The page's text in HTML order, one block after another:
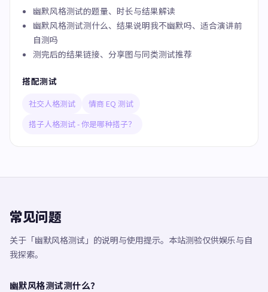
幽默风格测试的题量、时长与结果解读
幽默风格测试测什么、结果说明我不幽默吗、适合演讲前
自测吗
测完后的结果链接、分享图与同类测试推荐
搭配测试
社交人格测试
情商 EQ 测试
搭子人格测试 - 你是哪种搭子？
常见问题
关于「幽默风格测试」的说明与使用提示。本站测验仅供娱乐与自
我探索。
幽默风格测试测什么？